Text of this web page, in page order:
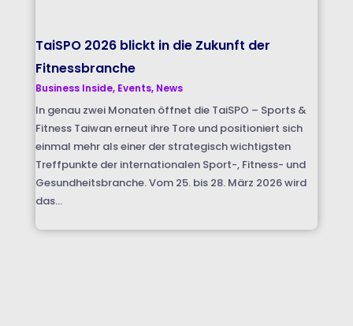
TaiSPO 2026 blickt in die Zukunft der
Fitnessbranche
Business Inside, Events, News
In genau zwei Monaten öffnet die TaiSPO – Sports &
Fitness Taiwan erneut ihre Tore und positioniert sich
einmal mehr als einer der strategisch wichtigsten
Treffpunkte der internationalen Sport-, Fitness- und
Gesundheitsbranche. Vom 25. bis 28. März 2026 wird
das...